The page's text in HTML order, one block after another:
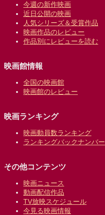
今週の新作映画
近日公開の映画
人気シリーズ＆受賞作品
映画作品のレビュー
作品別にレビューを読む
映画館情報
全国の映画館
映画館のレビュー
映画ランキング
映画動員数ランキング
ランキングバックナンバー
その他コンテンツ
映画ニュース
動画配信作品
TV放映スケジュール
今見る映画情報